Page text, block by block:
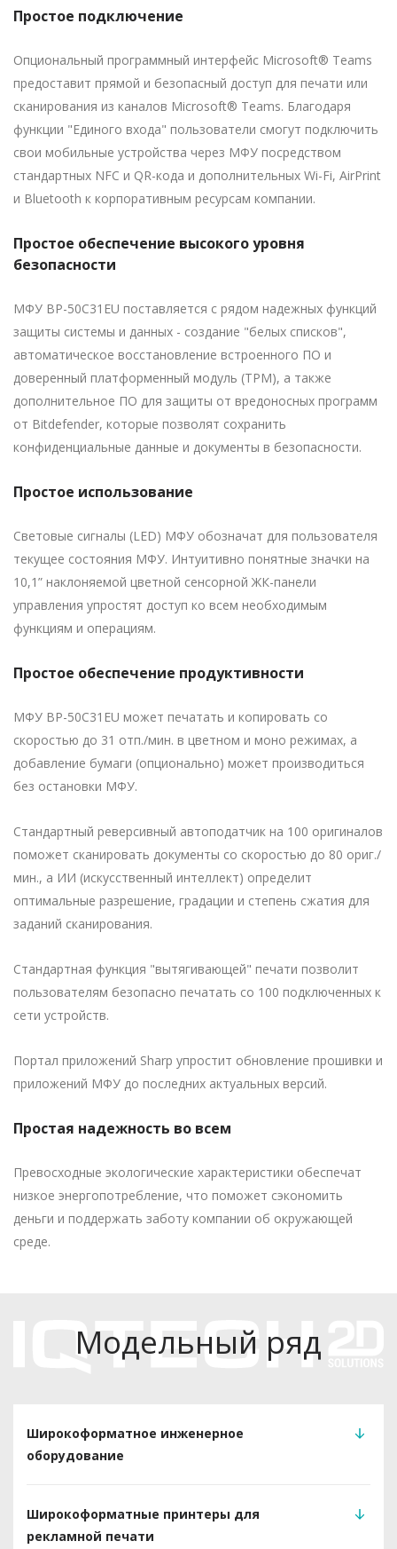
Простое подключение
Опциональный программный интерфейс Microsoft® Teams
предоставит прямой и безопасный доступ для печати или
сканирования из каналов Microsoft® Teams. Благодаря
функции "Единого входа" пользователи смогут подключить
свои мобильные устройства через МФУ посредством
стандартных NFC и QR-кода и дополнительных Wi-Fi, AirPrint
и Bluetooth к корпоративным ресурсам компании.
Простое обеспечение высокого уровня
безопасности
МФУ BP-50C31EU поставляется с рядом надежных функций
защиты системы и данных - создание "белых списков",
автоматическое восстановление встроенного ПО и
доверенный платформенный модуль (TPM), а также
дополнительное ПО для защиты от вредоносных программ
от Bitdefender, которые позволят сохранить
конфиденциальные данные и документы в безопасности.
Простое использование
Световые сигналы (LED) МФУ обозначат для пользователя
текущее состояния МФУ. Интуитивно понятные значки на
10,1” наклоняемой цветной сенсорной ЖК-панели
управления упростят доступ ко всем необходимым
функциям и операциям.
Простое обеспечение продуктивности
МФУ BP-50C31EU может печатать и копировать со
скоростью до 31 отп./мин. в цветном и моно режимах, а
добавление бумаги (опционально) может производиться
без остановки МФУ.
Стандартный реверсивный автоподатчик на 100 оригиналов
поможет сканировать документы со скоростью до 80 ориг./
мин., а ИИ (искусственный интеллект) определит
оптимальные разрешение, градации и степень сжатия для
заданий сканирования.
Стандартная функция "вытягивающей" печати позволит
пользователям безопасно печатать со 100 подключенных к
сети устройств.
Портал приложений Sharp упростит обновление прошивки и
приложений МФУ до последних актуальных версий.
Простая надежность во всем
Превосходные экологические характеристики обеспечат
низкое энергопотребление, что поможет сэкономить
деньги и поддержать заботу компании об окружающей
среде.
Модельный ряд
Широкоформатное инженерное
оборудование
Широкоформатные принтеры для
рекламной печати